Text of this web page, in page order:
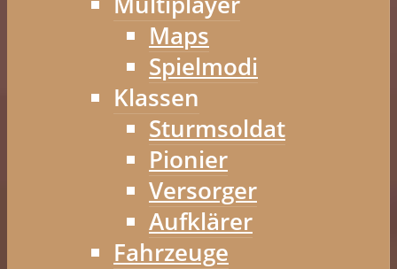
Maps
Spielmodi
Klassen
Sturmsoldat
Pionier
Versorger
Aufklärer
Fahrzeuge